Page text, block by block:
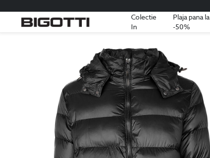
Colectie
In
Plaja pana la
-50%